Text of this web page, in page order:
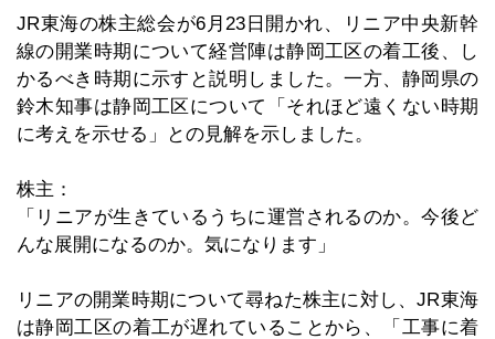
JR東海の株主総会が6月23日開かれ、リニア中央新幹
線の開業時期について経営陣は静岡工区の着工後、し
かるべき時期に示すと説明しました。一方、静岡県の
鈴木知事は静岡工区について「それほど遠くない時期
に考えを示せる」との見解を示しました。
株主：
「リニアが生きているうちに運営されるのか。今後ど
んな展開になるのか。気になります」
リニアの開業時期について尋ねた株主に対し、JR東海
は静岡工区の着工が遅れていることから、「工事に着